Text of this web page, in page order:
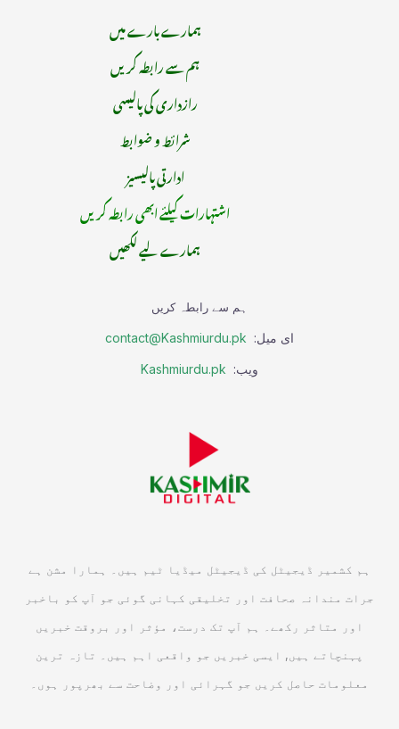
ہمارے بارے میں
ہم سے رابطہ کریں
رازداری کی پالیسی
شرائط و ضوابط
ادارتی پالیسیز
اشتہارات کیلئے ابھی رابطہ کریں
ہمارے لیے لکھیں
ہم سے رابطہ کریں
ای میل: contact@Kashmiurdu.pk
ویب: Kashmiurdu.pk
ہم کشمیر ڈیجیٹل کی ڈیجیٹل میڈیا ٹیم ہیں۔ ہمارا مشن ہے
جرات مندانہ صحافت اور تخلیقی کہانی گوئی جو آپ کو باخبر
اور متاثر رکھے۔ ہم آپ تک درست، مؤثر اور بروقت خبریں
پہنچاتے ہیں, ایسی خبریں جو واقعی اہم ہیں۔ تازہ ترین
معلومات حاصل کریں جو گہرائی اور وضاحت سے بھرپور ہوں۔